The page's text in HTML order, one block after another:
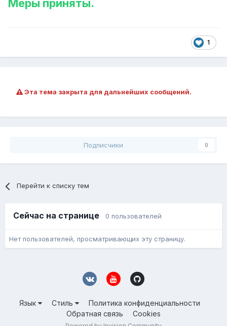
Меры приняты.
1
Эта тема закрыта для дальнейших сообщений.
Подписчики 0
Перейти к списку тем
Сейчас на странице 0 пользователей
Нет пользователей, просматривающих эту страницу.
Язык Стиль
Политика конфиденциальности
Обратная связь
Cookies